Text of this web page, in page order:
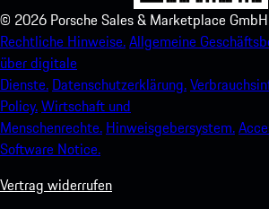
© 2026 Porsche Sales & Marketplace GmbH
Rechtliche Hinweise.Allgemeine
über digitale
Dienste. Datenschutzerklärung.
Policy.Wirtschaft und
Menschenrechte. Hinweisgebersystem.
Software Notice.
Vertrag widerrufen